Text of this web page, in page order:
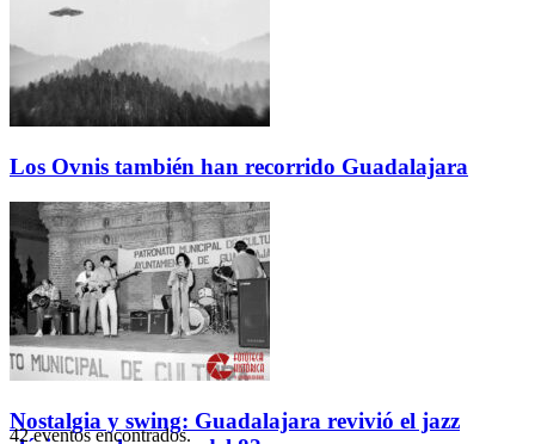
Los Ovnis también han recorrido Guadalajara
Nostalgia y swing: Guadalajara revivió el jazz
42 eventos encontrados.